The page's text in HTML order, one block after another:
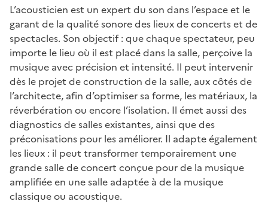
L’acousticien est un expert du son dans l’espace et le
garant de la qualité sonore des lieux de concerts et de
spectacles. Son objectif : que chaque spectateur, peu
importe le lieu où il est placé dans la salle, perçoive la
musique avec précision et intensité. Il peut intervenir
dès le projet de construction de la salle, aux côtés de
l’architecte, afin d’optimiser sa forme, les matériaux, la
réverbération ou encore l’isolation. Il émet aussi des
diagnostics de salles existantes, ainsi que des
préconisations pour les améliorer. Il adapte également
les lieux : il peut transformer temporairement une
grande salle de concert conçue pour de la musique
amplifiée en une salle adaptée à de la musique
classique ou acoustique.